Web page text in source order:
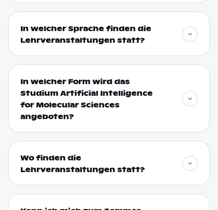
In welcher Sprache finden die
Lehrveranstaltungen statt?
In welcher Form wird das
Studium Artificial Intelligence
for Molecular Sciences
angeboten?
Wo finden die
Lehrveranstaltungen statt?